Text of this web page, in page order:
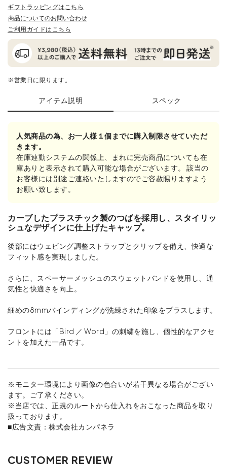
ギフトラッピングはこちら
商品についてのお問い合わせ
ご利用ガイドはこちら
※営業日に限ります。
アイテム説明 スペック
人気商品の為、お一人様１個までに購入制限させていただ
きます。
在庫連動システムの関係上、まれに完売商品についても在
庫ありと表示されて購入可能な場合がございます。 該当の
お客様には別途ご連絡いたしますのでご容赦賜りますよう
お願い致します。
カーブしたプラスチック製のつばを採用し、スタイリッ
シュなデザインに仕上げたキャップ。
後部にはウェビング調整ストラップとクリップを備え、快適な
フィット感を実現しました。
さらに、スペーサーメッシュのスウェットバンドを使用し、通
気性と快適さを向上。
細めの8mmバインディングが洗練された印象をプラスします。
フロントには「Bird ／ Word」の刺繍を施し、個性的なアクセ
ントを加えた一品です。
※モニター環境により画像の色合いが若干異なる場合がござい
ます。ご了承ください。
※当店では、正規のルートから仕入れをおこなった商品を取り
扱っております。
■広告文責：株式会社カンパネラ